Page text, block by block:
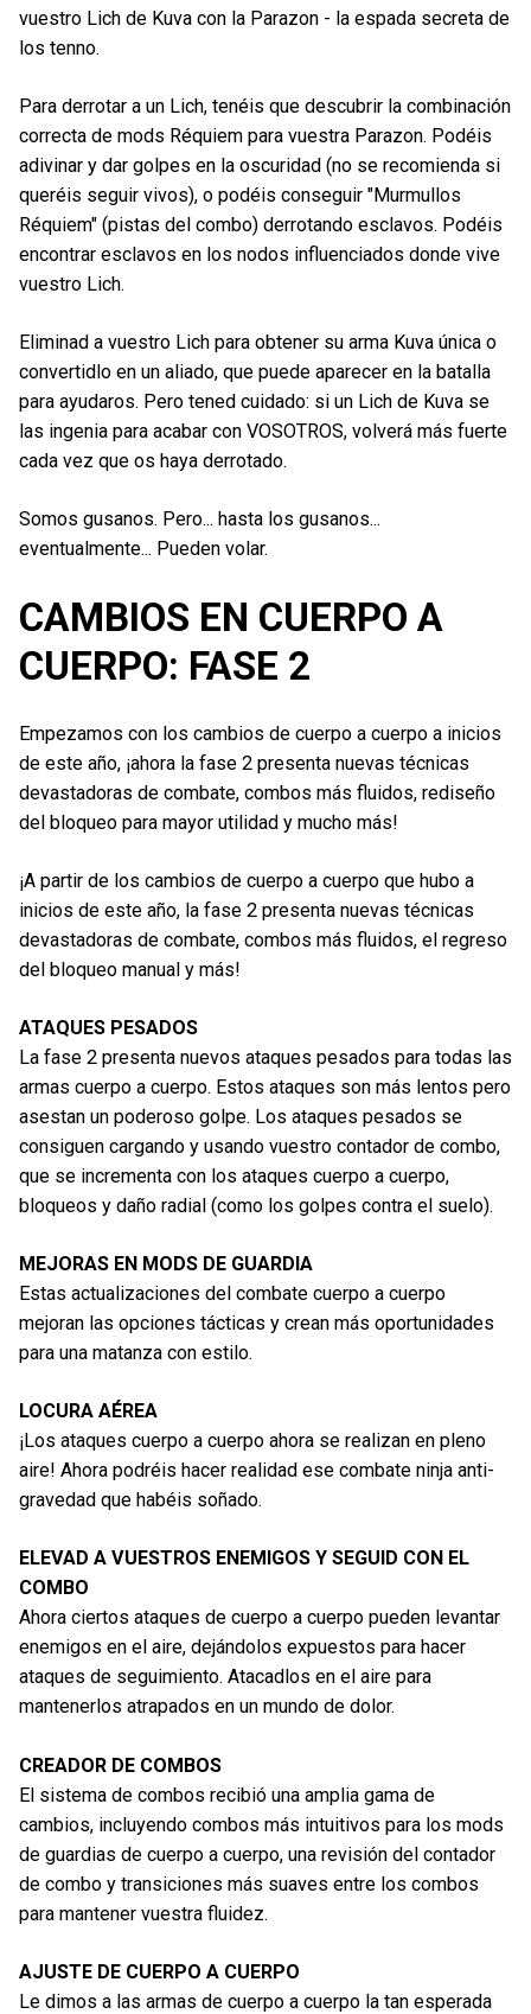
vuestro Lich de Kuva con la Parazon - la espada secreta de
los tenno.
Para derrotar a un Lich, tenéis que descubrir la combinación
correcta de mods Réquiem para vuestra Parazon. Podéis
adivinar y dar golpes en la oscuridad (no se recomienda si
queréis seguir vivos), o podéis conseguir "Murmullos
Réquiem" (pistas del combo) derrotando esclavos. Podéis
encontrar esclavos en los nodos influenciados donde vive
vuestro Lich.
Eliminad a vuestro Lich para obtener su arma Kuva única o
convertidlo en un aliado, que puede aparecer en la batalla
para ayudaros. Pero tened cuidado: si un Lich de Kuva se
las ingenia para acabar con VOSOTROS, volverá más fuerte
cada vez que os haya derrotado.
Somos gusanos. Pero... hasta los gusanos...
eventualmente... Pueden volar.
CAMBIOS EN CUERPO A
CUERPO: FASE 2
Empezamos con los cambios de cuerpo a cuerpo a inicios
de este año, ¡ahora la fase 2 presenta nuevas técnicas
devastadoras de combate, combos más fluidos, rediseño
del bloqueo para mayor utilidad y mucho más!
¡A partir de los cambios de cuerpo a cuerpo que hubo a
inicios de este año, la fase 2 presenta nuevas técnicas
devastadoras de combate, combos más fluidos, el regreso
del bloqueo manual y más!
ATAQUES PESADOS
La fase 2 presenta nuevos ataques pesados para todas las
armas cuerpo a cuerpo. Estos ataques son más lentos pero
asestan un poderoso golpe. Los ataques pesados se
consiguen cargando y usando vuestro contador de combo,
que se incrementa con los ataques cuerpo a cuerpo,
bloqueos y daño radial (como los golpes contra el suelo).
MEJORAS EN MODS DE GUARDIA
Estas actualizaciones del combate cuerpo a cuerpo
mejoran las opciones tácticas y crean más oportunidades
para una matanza con estilo.
LOCURA AÉREA
¡Los ataques cuerpo a cuerpo ahora se realizan en pleno
aire! Ahora podréis hacer realidad ese combate ninja anti-
gravedad que habéis soñado.
ELEVAD A VUESTROS ENEMIGOS Y SEGUID CON EL
COMBO
Ahora ciertos ataques de cuerpo a cuerpo pueden levantar
enemigos en el aire, dejándolos expuestos para hacer
ataques de seguimiento. Atacadlos en el aire para
mantenerlos atrapados en un mundo de dolor.
CREADOR DE COMBOS
El sistema de combos recibió una amplia gama de
cambios, incluyendo combos más intuitivos para los mods
de guardias de cuerpo a cuerpo, una revisión del contador
de combo y transiciones más suaves entre los combos
para mantener vuestra fluidez.
AJUSTE DE CUERPO A CUERPO
Le dimos a las armas de cuerpo a cuerpo la tan esperada